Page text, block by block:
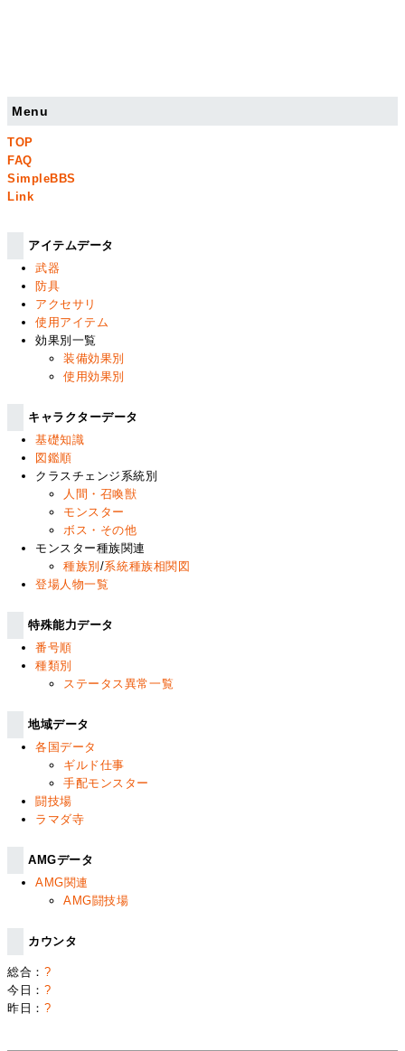
Menu
TOP
FAQ
SimpleBBS
Link
アイテムデータ
武器
防具
アクセサリ
使用アイテム
効果別一覧
装備効果別
使用効果別
キャラクターデータ
基礎知識
図鑑順
クラスチェンジ系統別
人間・召喚獣
モンスター
ボス・その他
モンスター種族関連
種族別 /系統種族相関図
登場人物一覧
特殊能力データ
番号順
種類別
ステータス異常一覧
地域データ
各国データ
ギルド仕事
手配モンスター
闘技場
ラマダ寺
AMGデータ
AMG関連
AMG闘技場
カウンタ
総合： ?
今日： ?
昨日： ?